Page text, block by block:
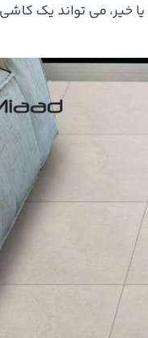
خیر، می تواند یک کاشی